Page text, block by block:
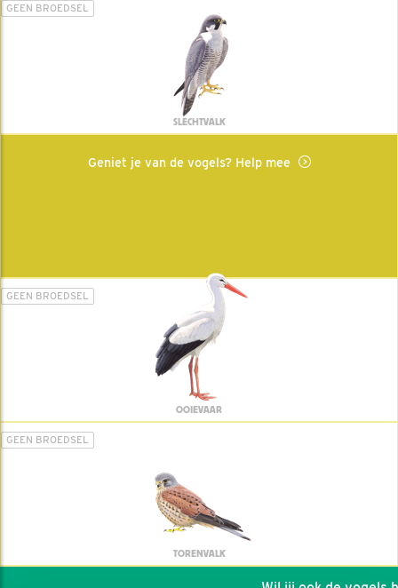
GEEN BROEDSEL
SLECHTVALK
Geniet je van de vogels? Help mee
GEEN BROEDSEL
OOIEVAAR
GEEN BROEDSEL
TORENVALK